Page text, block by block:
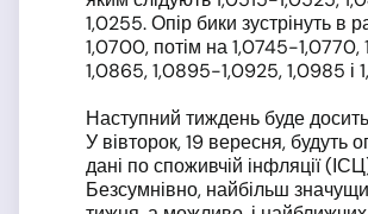
1,0255. Опір бики зустрінуть в
1,0700, потім на 1,0745-1,0770,
1,0865, 1,0895-1,0925, 1,0985 і
Наступний тиждень буде
У вівторок, 19 вересня, будуть
дані по споживчій інфляції
Безсумнівно, найбільш